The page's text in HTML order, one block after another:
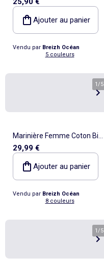
Shirt rayé Manches Longues,
épais en Coton Bio - Mixte,
Homme ou Femme
Ajouter au panier
Vendu par Breizh Océan
5 couleurs
1 /5
Marinière Femme Coton Bio
Épais PIRIAC - Tee Shirt
Manches Longues Rayé
29,99 €
Ajouter au panier
Vendu par Breizh Océan
8 couleurs
1 /5